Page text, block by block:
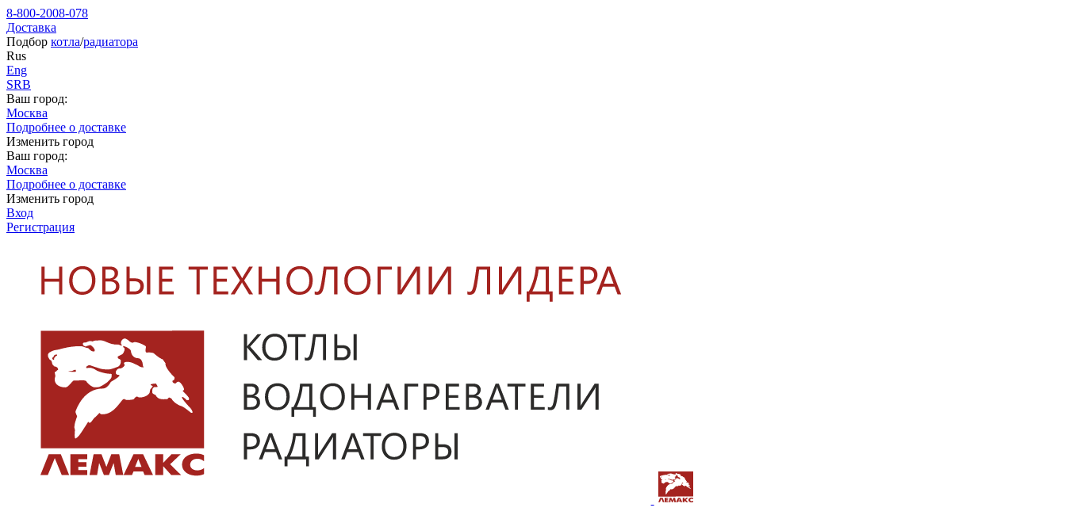
8-800-2008-078
Доставка
Подбор котла/радиатора
Rus
Eng
SRB
Ваш город:
Москва
Подробнее о доставке
Изменить город
Ваш город:
Москва
Подробнее о доставке
Изменить город
Вход
Регистрация